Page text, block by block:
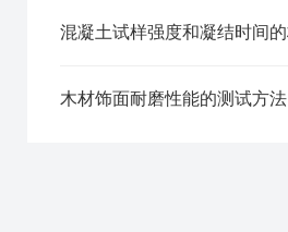
木材饰面耐磨性能的测试方法